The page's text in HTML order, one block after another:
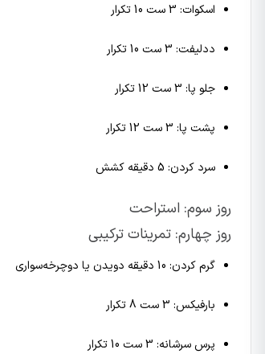
اسکوات: 3 ست 10 تکرار
ددلیفت: 3 ست 10 تکرار
جلو پا: 3 ست 12 تکرار
پشت پا: 3 ست 12 تکرار
سرد کردن: 5 دقیقه کشش
روز سوم: استراحت
روز چهارم: تمرینات ترکیبی
گرم کردن: 10 دقیقه دویدن یا دوچرخه‌سواری
بارفیکس: 3 ست 8 تکرار
پرس سرشانه: 3 ست 10 تکرار